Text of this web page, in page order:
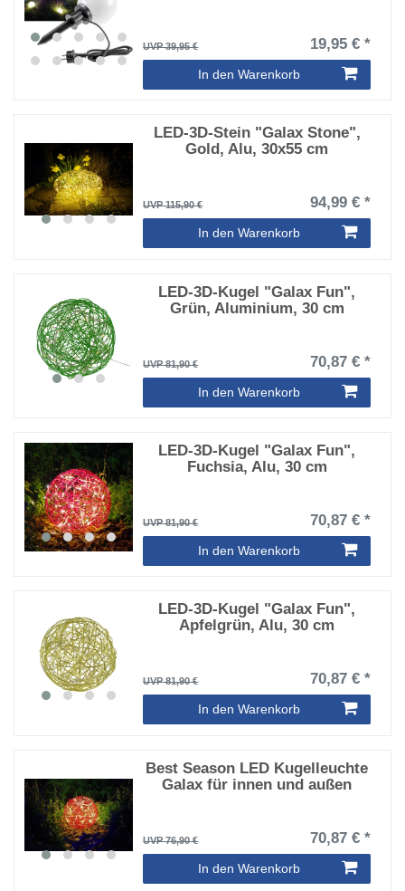
UVP 39,95 € 19,95 € *
In den Warenkorb
LED-3D-Stein "Galax Stone",
Gold, Alu, 30x55 cm
UVP 115,90 € 94,99 € *
In den Warenkorb
LED-3D-Kugel "Galax Fun",
Grün, Aluminium, 30 cm
UVP 81,90 € 70,87 € *
In den Warenkorb
LED-3D-Kugel "Galax Fun",
Fuchsia, Alu, 30 cm
UVP 81,90 € 70,87 € *
In den Warenkorb
LED-3D-Kugel "Galax Fun",
Apfelgrün, Alu, 30 cm
UVP 81,90 € 70,87 € *
In den Warenkorb
Best Season LED Kugelleuchte
Galax für innen und außen
UVP 76,90 € 70,87 € *
In den Warenkorb